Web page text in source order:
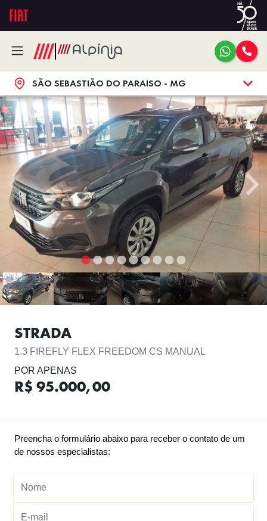
SÃO SEBASTIÃO DO PARAISO - MG
STRADA
1.3 FIREFLY FLEX FREEDOM CS MANUAL
POR APENAS
R$ 95.000,00
Preencha o formulário abaixo para receber o contato de um
de nossos especialistas: